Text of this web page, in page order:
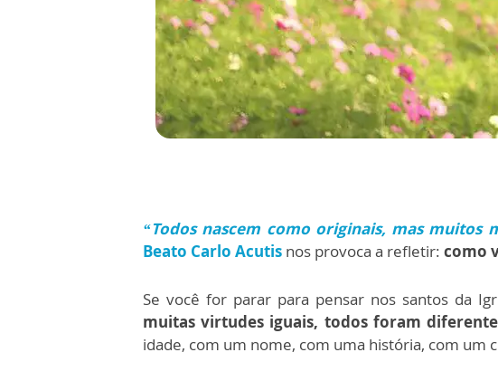
“Todos nascem como originais, mas muitos
Beato Carlo Acutis nos provoca a refletir: como
Se você for parar para pensar nos santos da
muitas virtudes iguais, todos foram
idade, com um nome, com uma história, com um